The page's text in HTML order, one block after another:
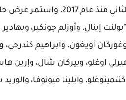
إينال، وأوزلم جونكير،
أويغون، وابراهيم
اوغلو، وبيركان شال، وإرين
وايلينا فيونوفا،